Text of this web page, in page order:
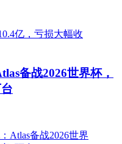
备战2026世界杯，